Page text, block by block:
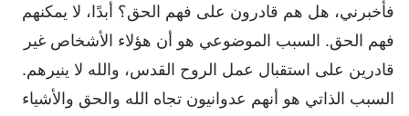
فأخبرني، هل هم قادرون على فهم الحق؟ أبدًا، لا يمكنهم
فهم الحق. السبب الموضوعي هو أن هؤلاء الأشخاص غير
قادرين على استقبال عمل الروح القدس، والله لا ينيرهم.
السبب الذاتي هو أنهم عدوانيون تجاه الله والحق والأشياء